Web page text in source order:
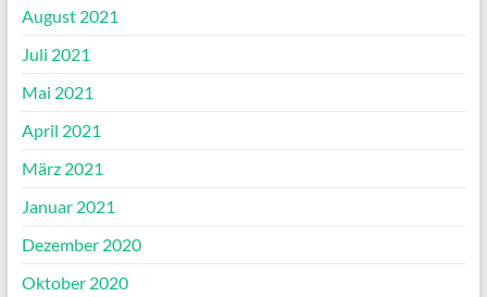
August 2021
Juli 2021
Mai 2021
April 2021
März 2021
Januar 2021
Dezember 2020
Oktober 2020